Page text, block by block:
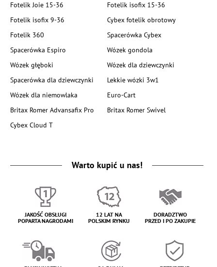
Fotelik Joie 15-36
Fotelik isofix 15-36
Fotelik isofix 9-36
Cybex fotelik obrotowy
Fotelik 360
Spacerówka Cybex
Spacerówka Espiro
Wózek gondola
Wózek głęboki
Wózek dla dziewczynki
Spacerówka dla dziewczynki
Lekkie wózki 3w1
Wózek dla niemowlaka
Euro-Cart
Britax Romer Advansafix Pro
Britax Romer Swivel
Cybex Cloud T
Warto kupić u nas!
JAKOŚĆ OBSŁUGI
POPARTA NAGRODAMI
12 LAT NA
POLSKIM RYNKU
DORADZTWO
PRZED I PO ZAKUPIE